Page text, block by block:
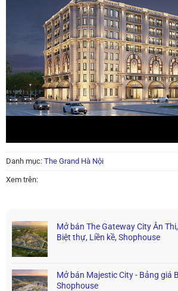
Danh mục: The Grand Hà Nội
Xem trên:
Mở bán The Gateway City Ân
Biệt thự, Liền kề, Shophouse
Mở bán Majestic City - Bảng giá
Shophouse